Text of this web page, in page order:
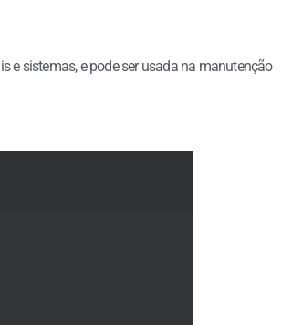
e sistemas, e pode ser usada na manutenção